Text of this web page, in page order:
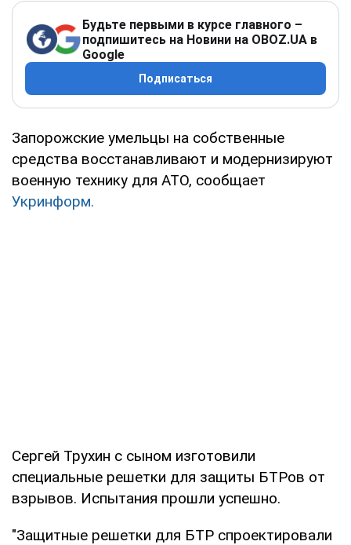
Будьте первыми в курсе главного –
подпишитесь на Новини на OBOZ.UA в
Google
Подписаться
Запорожские умельцы на собственные
средства восстанавливают и модернизируют
военную технику для АТО, сообщает
Укринформ.
Сергей Трухин с сыном изготовили
специальные решетки для защиты БТРов от
взрывов. Испытания прошли успешно.
"Защитные решетки для БТР спроектировали